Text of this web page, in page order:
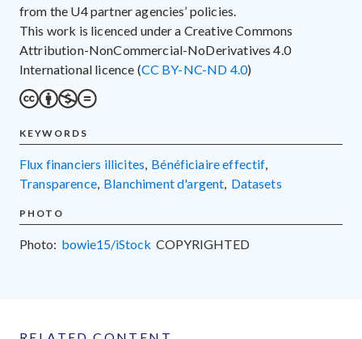
from the U4 partner agencies’ policies.
This work is licenced under a Creative Commons
Attribution-NonCommercial-NoDerivatives 4.0
International licence (CC BY-NC-ND 4.0)
KEYWORDS
flux financiers illicites, bénéficiaire effectif,
transparence, blanchiment d'argent, datasets
PHOTO
Photo: bowie15/iStock COPYRIGHTED